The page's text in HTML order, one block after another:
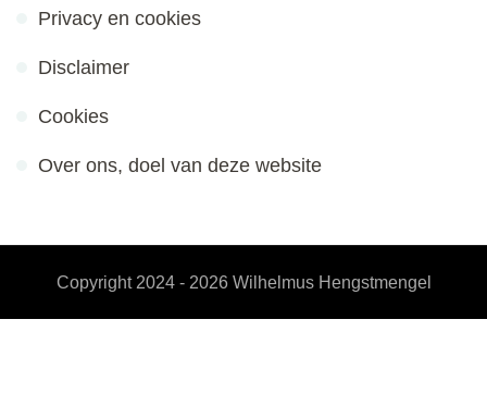
Privacy en cookies
Disclaimer
Cookies
Over ons, doel van deze website
Copyright 2024 - 2026 Wilhelmus Hengstmengel